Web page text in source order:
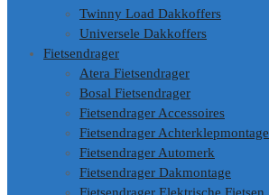
Twinny Load Dakkoffers
Universele Dakkoffers
Fietsendrager
Atera Fietsendrager
Bosal Fietsendrager
Fietsendrager Accessoires
Fietsendrager Achterklepmontage
Fietsendrager Automerk
Fietsendrager Dakmontage